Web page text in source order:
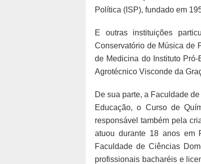
Política (ISP), fundado em
E outras instituições
Conservatório de Música de
de Medicina do Instituto
Agrotécnico Visconde da
De sua parte, a Faculdade
Educação, o Curso de
responsável também pela
atuou durante 18 anos em
Faculdade de Ciências
profissionais bacharéis e